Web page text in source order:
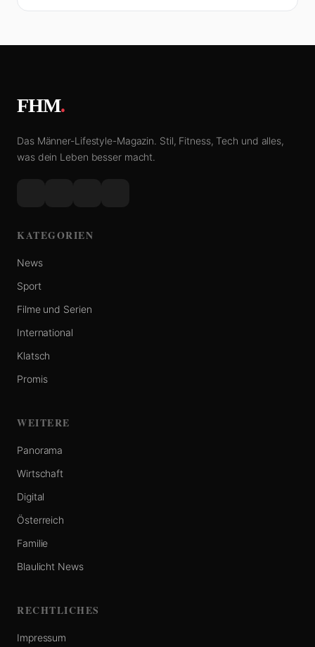
FHM.
Das Männer-Lifestyle-Magazin. Stil, Fitness, Tech und alles,
was dein Leben besser macht.
KATEGORIEN
News
Sport
Filme und Serien
International
Klatsch
Promis
WEITERE
Panorama
Wirtschaft
Digital
Österreich
Familie
Blaulicht News
RECHTLICHES
Impressum